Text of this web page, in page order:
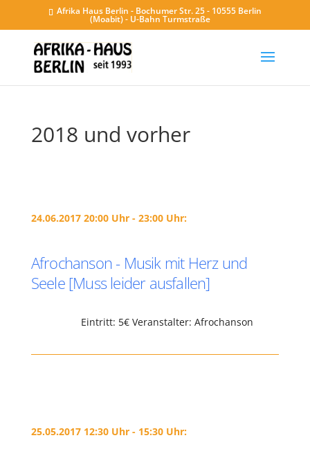
Afrika Haus Berlin - Bochumer Str. 25 - 10555 Berlin
(Moabit) - U-Bahn Turmstraße
2018 und vorher
24.06.2017 20:00 Uhr - 23:00 Uhr:
Afrochanson - Musik mit Herz und
Seele [Muss leider ausfallen]
Eintritt: 5€ Veranstalter: Afrochanson
25.05.2017 12:30 Uhr - 15:30 Uhr: